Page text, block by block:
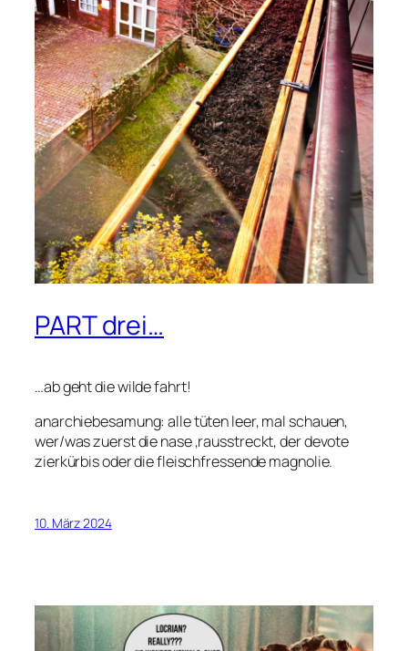
PART drei…
…ab geht die wilde fahrt!
anarchiebesamung: alle tüten leer, mal schauen,
wer/was zuerst die nase ‚rausstreckt, der devote
zierkürbis oder die fleischfressende magnolie.
10. März 2024